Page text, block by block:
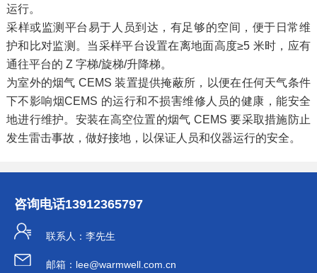
运行。
采样或监测平台易于人员到达，有足够的空间，便于日常维
护和比对监测。当采样平台设置在离地面高度≥5 米时，应有
通往平台的 Z 字梯/旋梯/升降梯。
为室外的烟气 CEMS 装置提供掩蔽所，以便在任何天气条件
下不影响烟CEMS 的运行和不损害维修人员的健康，能安全
地进行维护。安装在高空位置的烟气 CEMS 要采取措施防止
发生雷击事故，做好接地，以保证人员和仪器运行的安全。
咨询电话13912365797
联系人：李先生
邮箱：lee@warmwell.com.cn